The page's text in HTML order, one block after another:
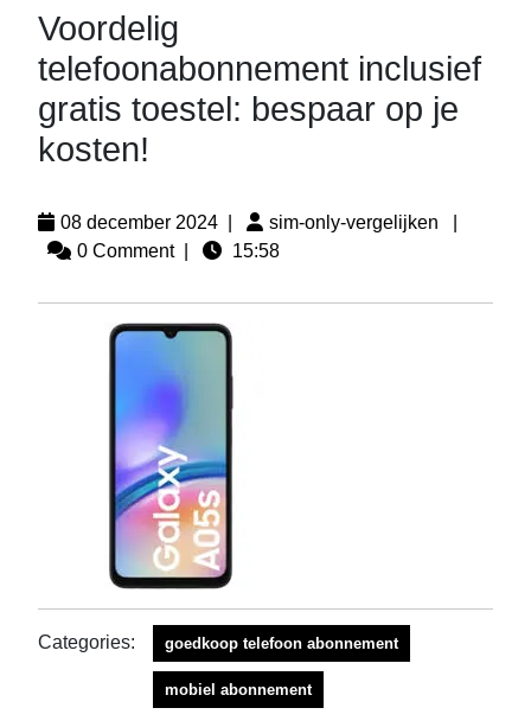
Voordelig
telefoonabonnement inclusief
gratis toestel: bespaar op je
kosten!
08 december 2024 sim-only-vergelijken
0 Comment
15:58
Categories: goedkoop telefoon abonnement
mobiel abonnement